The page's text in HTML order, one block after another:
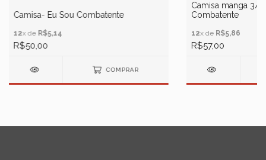
Camisa- Eu Sou Combatente
12x de R$5,14
R$50,00
COMPRAR
Camisa manga 3/
Combatente
12x de R$5,86
R$57,00